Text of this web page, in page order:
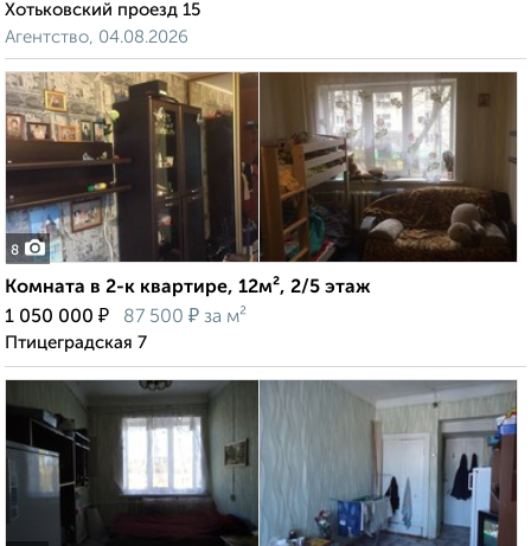
Хотьковский проезд 15
Агентство, 04.08.2026
8
Комната в 2-к квартире, 12м², 2/5 этаж
1 050 000 ₽ 87 500 ₽ за м²
Птицеградская 7